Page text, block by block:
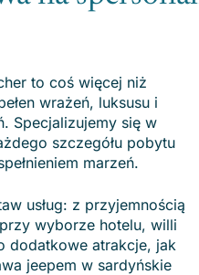
to coś więcej niż
wrażeń, luksusu i
Specjalizujemy się w
szczegółu pobytu
marzeń.
usług: z przyjemnością
wyborze hotelu, willi
dodatkowe atrakcje, jak
jeepem w sardyńskie